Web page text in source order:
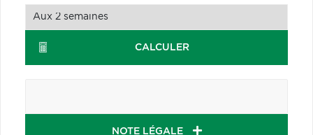
CALCULER
NOTE LÉGALE